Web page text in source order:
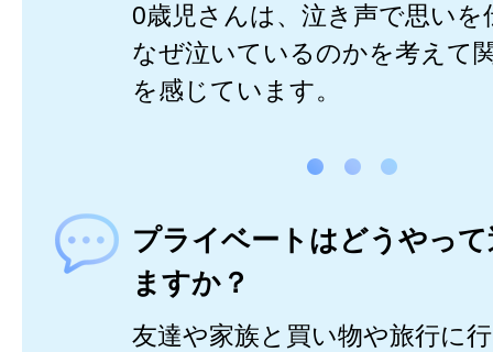
0歳児さんは、泣き声で思いを
なぜ泣いているのかを考えて
を感じています。
プライベートはどうやっ
ますか？
友達や家族と買い物や旅行に